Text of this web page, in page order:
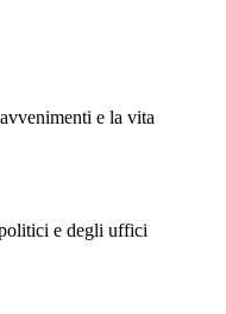
e la vita
e degli uffici